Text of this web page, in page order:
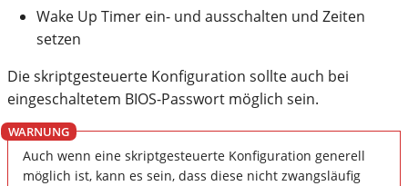
Wake Up Timer ein- und ausschalten und Zeiten
setzen
Die skriptgesteuerte Konfiguration sollte auch bei
eingeschaltetem BIOS-Passwort möglich sein.
Auch wenn eine skriptgesteuerte Konfiguration generell
möglich ist, kann es sein, dass diese nicht zwangsläufig